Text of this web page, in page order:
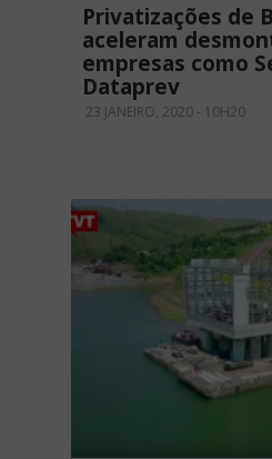
Privatizações de
aceleram
empresas como
Dataprev
23 JANEIRO, 2020 - 10H20